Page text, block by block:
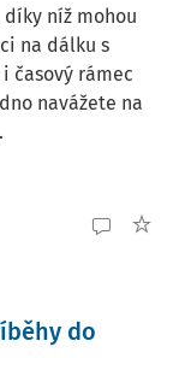
níž mohou
na dálku s
časový rámec
navážete na
do